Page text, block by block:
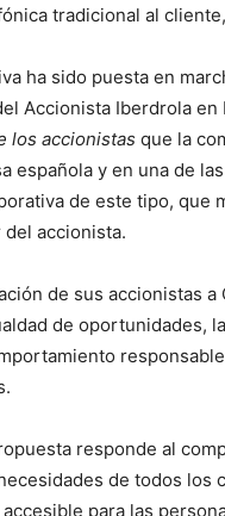
tradicional al
ha sido puesta en
Accionista Iberdrola
los accionistas que la
española y en una de
de este tipo, que
del accionista.
de sus accionistas
de oportunidades,
responde al
de todos los
para las